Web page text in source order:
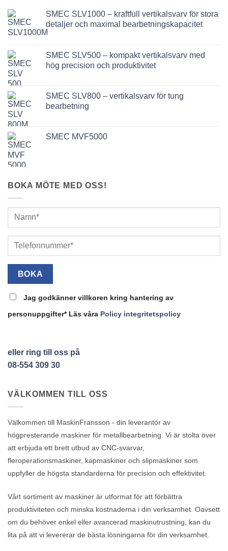
SMEC SLV1000 – kraftfull vertikalsvarv för stora
detaljer och maximal bearbetningskapacitet
SMEC SLV500 – kompakt vertikalsvarv med
hög precision och produktivitet
SMEC SLV800 – vertikalsvarv för tung
bearbetning
SMEC MVF5000
BOKA MÖTE MED OSS!
Jag godkänner villkoren kring hantering av
personuppgifter* Läs våra Policy integritetspolicy
eller ring till oss på
08-554 309 30
VÄLKOMMEN TILL OSS
Välkommen till MaskinFransson - din leverantör av
högpresterande maskiner för metallbearbetning. Vi är stolta över
att erbjuda ett brett utbud av CNC-svarvar,
fleroperationsmaskiner, kapmaskiner och slipmaskiner som
uppfyller de högsta standarderna för precision och effektivitet.
Vårt sortiment av maskiner är utformat för att förbättra
produktiviteten och minska kostnaderna i din verksamhet. Oavsett
om du behöver enkel eller avancerad maskinutrustning, kan du
lita på att vi levererar de bästa lösningarna för din verksamhet.